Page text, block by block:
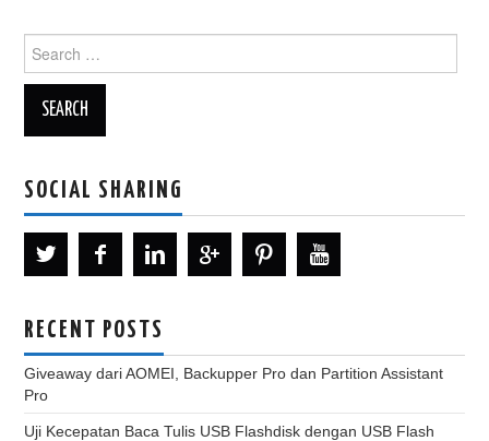
for:
SOCIAL SHARING
RECENT POSTS
Giveaway dari AOMEI, Backupper Pro dan Partition Assistant
Pro
Uji Kecepatan Baca Tulis USB Flashdisk dengan USB Flash